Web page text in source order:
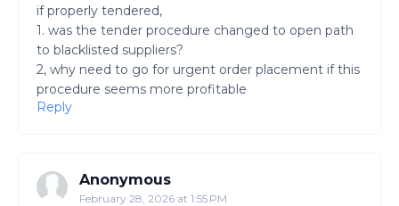
if properly tendered,
1. was the tender procedure changed to open path
to blacklisted suppliers?
2, why need to go for urgent order placement if this
procedure seems more profitable
Reply
Anonymous
February 28, 2026 at 1:55 PM